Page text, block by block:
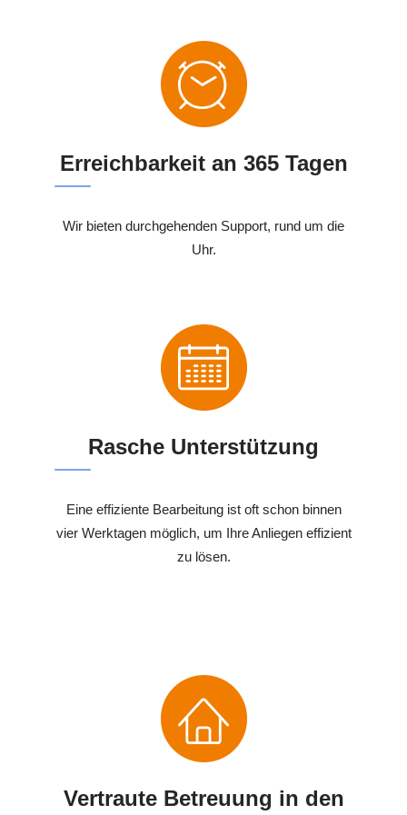
Erreichbarkeit an 365 Tagen
Wir bieten durchgehenden Support, rund um die
Uhr.
Rasche Unterstützung
Eine effiziente Bearbeitung ist oft schon binnen
vier Werktagen möglich, um Ihre Anliegen effizient
zu lösen.
Vertraute Betreuung in den